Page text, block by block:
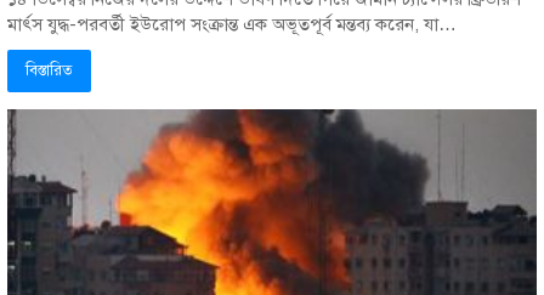
মার্ৎস যুদ্ধ-পরবর্তী ইউরোপ সংক্রান্ত এক অভূতপূর্ব মন্তব্য করেন, যা…
বিস্তারিত